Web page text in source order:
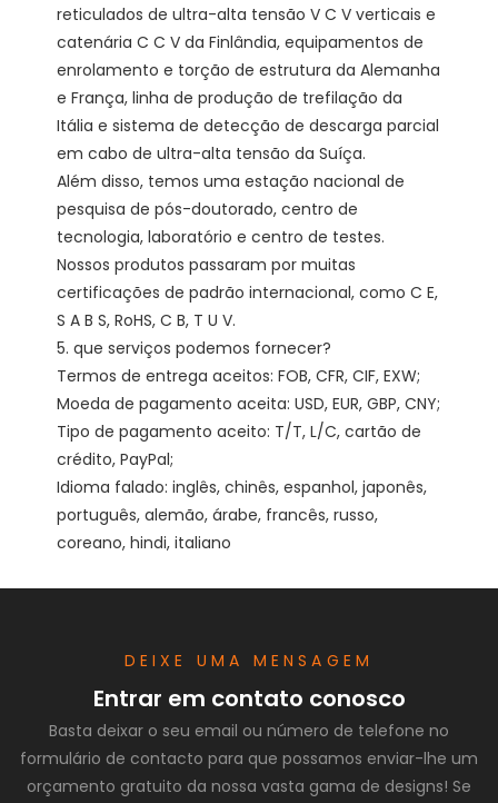
reticulados de ultra-alta tensão V C V verticais e
catenária C C V da Finlândia, equipamentos de
enrolamento e torção de estrutura da Alemanha
e França, linha de produção de trefilação da
Itália e sistema de detecção de descarga parcial
em cabo de ultra-alta tensão da Suíça.
Além disso, temos uma estação nacional de
pesquisa de pós-doutorado, centro de
tecnologia, laboratório e centro de testes.
Nossos produtos passaram por muitas
certificações de padrão internacional, como C E,
S A B S, RoHS, C B, T U V.
5. que serviços podemos fornecer?
Termos de entrega aceitos: FOB, CFR, CIF, EXW;
Moeda de pagamento aceita: USD, EUR, GBP, CNY;
Tipo de pagamento aceito: T/T, L/C, cartão de
crédito, PayPal;
Idioma falado: inglês, chinês, espanhol, japonês,
português, alemão, árabe, francês, russo,
DEIXE UMA MENSAGEM
Entrar em contato conosco
Basta deixar o seu email ou número de telefone no
formulário de contacto para que possamos enviar-lhe um
orçamento gratuito da nossa vasta gama de designs! Se